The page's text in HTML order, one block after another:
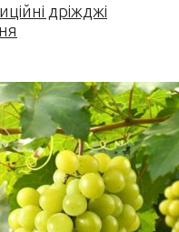
дріжджі